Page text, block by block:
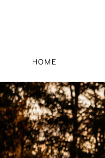
HOME